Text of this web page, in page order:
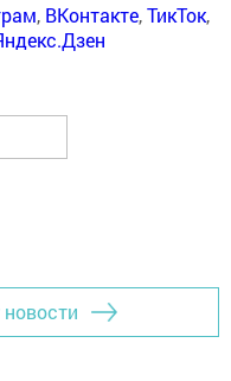
, ВКонтакте,ТикТок,